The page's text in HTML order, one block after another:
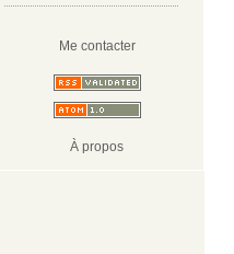
Me contacter
À propos